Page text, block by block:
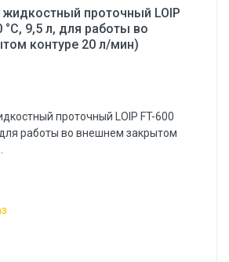
жидкостный проточный LOIP
°С, 9,5 л, для работы во
контуре 20 л/мин)
проточный LOIP FT-600
работы во внешнем закрытом